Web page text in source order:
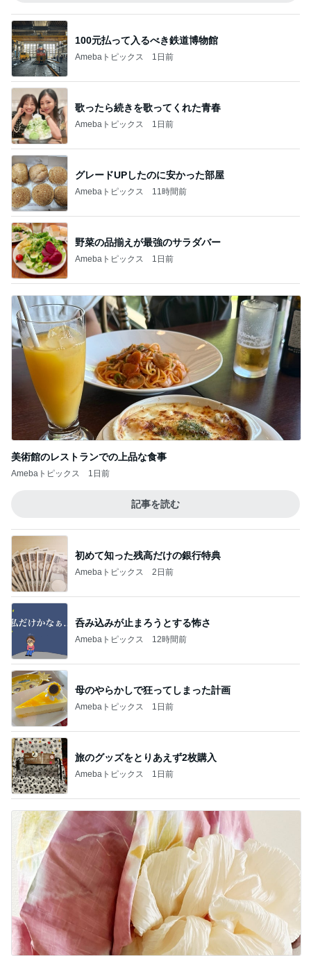
100元払って入るべき鉄道博物館
Amebaトピックス 1日前
歌ったら続きを歌ってくれた青春
Amebaトピックス 1日前
グレードUPしたのに安かった部屋
Amebaトピックス 11時間前
野菜の品揃えが最強のサラダバー
Amebaトピックス 1日前
美術館のレストランでの上品な食事
Amebaトピックス 1日前
記事を読む
初めて知った残高だけの銀行特典
Amebaトピックス 2日前
呑み込みが止まろうとする怖さ
Amebaトピックス 12時間前
母のやらかしで狂ってしまった計画
Amebaトピックス 1日前
旅のグッズをとりあえず2枚購入
Amebaトピックス 1日前